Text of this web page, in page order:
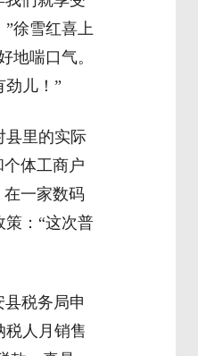
徐雪红喜上
地喘口气。
儿！”
里的实际
体工商户
一家数码
：“这次普
税务局申
税人月销售